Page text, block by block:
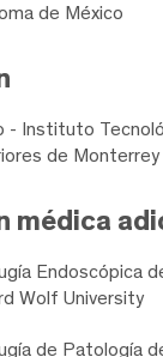
de México
- Instituto
de Monterrey
médica
Endoscópica
Wolf University
de Patología